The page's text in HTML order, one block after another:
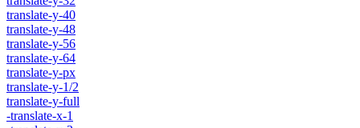
translate-y-40
translate-y-48
translate-y-56
translate-y-64
translate-y-px
translate-y-1/2
translate-y-full
-translate-x-1